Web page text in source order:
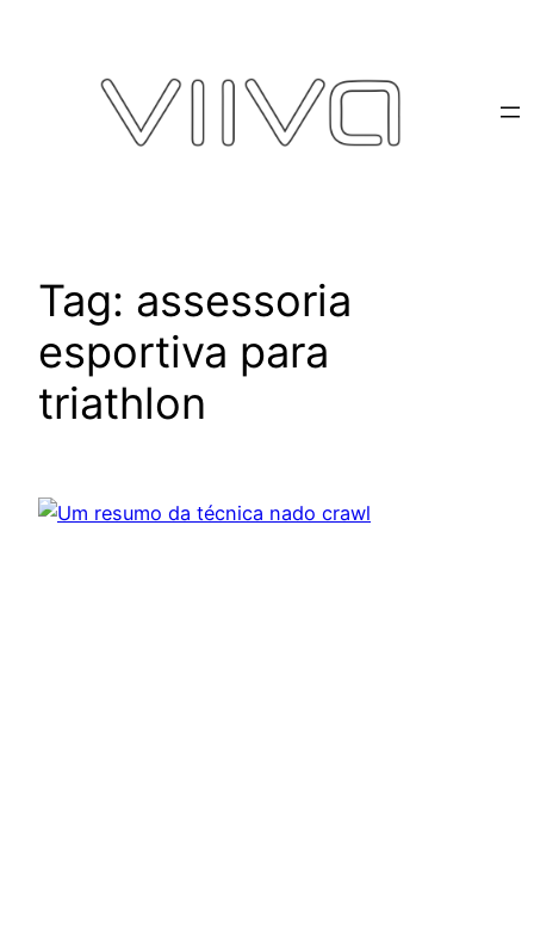
Tag: assessoria
esportiva para
triathlon